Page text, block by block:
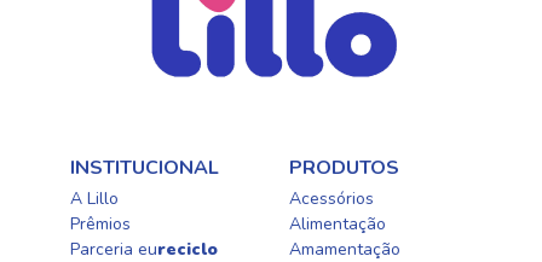
INSTITUCIONAL
A Lillo
Prêmios
Parceria eureciclo
PRODUTOS
Acessórios
Alimentação
Amamentação